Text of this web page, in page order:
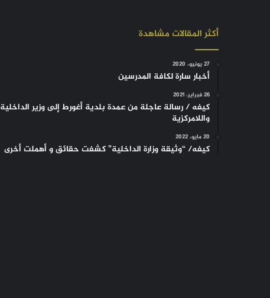
أكثر المقالات مشاهدة
27 يونيو، 2020
أخبار سارة لكافة المدرسين
26 فبراير، 2021
كيفه / رسالة عاجلة من عمدة بلدية أغورط إلى وزير الداخلية
واللامركزية
20 مايو، 2022
كيفه/ “وثيقة وزارة الداخلية” كشفت حقائق و أهملت أخرى